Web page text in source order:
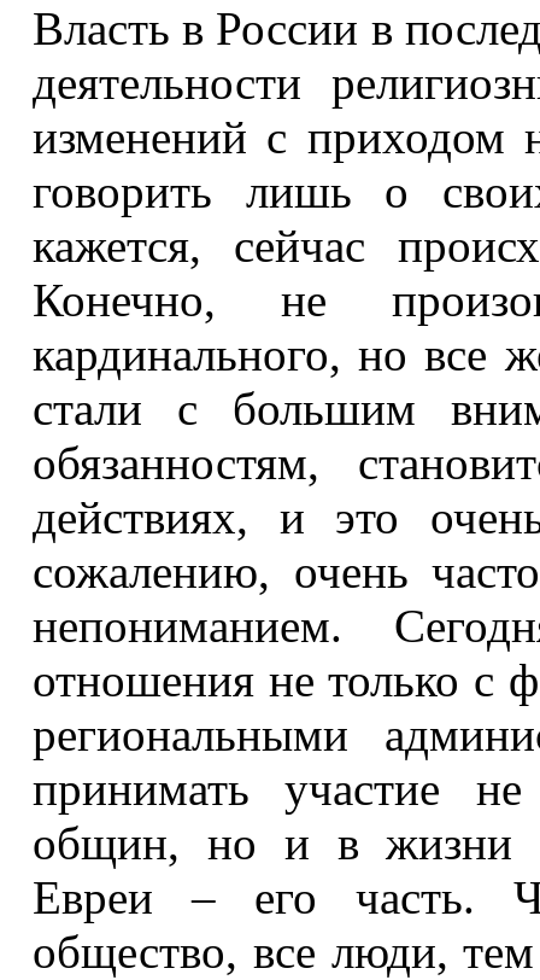
Власть в России в
деятельности
изменений с приходом
говорить лишь о
кажется, сейчас
Конечно, не
кардинального, но все
стали с большим
обязанностям,
действиях, и это
сожалению, очень
непониманием.
отношения не только с
региональными
принимать участие
общин, но и в жизни
Евреи – его часть.
общество, все люди,